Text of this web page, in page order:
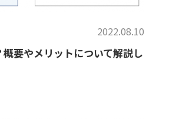
2022.08.10
要やメリットについて解説し